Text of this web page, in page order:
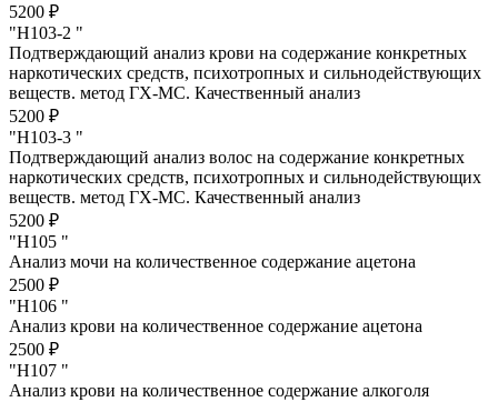
5200 ₽
"Н103-2 "
Подтверждающий анализ крови на содержание конкретных
наркотических средств, психотропных и сильнодействующих
веществ. метод ГХ-МС. Качественный анализ
5200 ₽
"Н103-3 "
Подтверждающий анализ волос на содержание конкретных
наркотических средств, психотропных и сильнодействующих
веществ. метод ГХ-МС. Качественный анализ
5200 ₽
"Н105 "
Анализ мочи на количественное содержание ацетона
2500 ₽
"Н106 "
Анализ крови на количественное содержание ацетона
2500 ₽
"Н107 "
Анализ крови на количественное содержание алкоголя